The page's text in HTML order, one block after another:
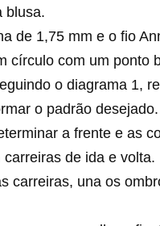
blusa.
de 1,75 mm e o fio
círculo com um ponto
o diagrama 1,
o padrão desejado.
a frente e as
de ida e volta.
carreiras, una os